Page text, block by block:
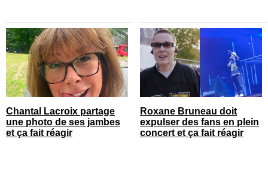
Chantal Lacroix partage
une photo de ses jambes
et ça fait réagir
Roxane Bruneau doit
expulser des fans en plein
concert et ça fait réagir